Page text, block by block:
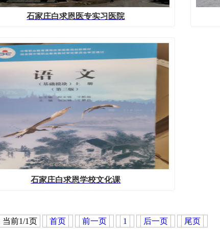
石家庄白求恩医专实习医院
石家庄白求恩学校文化课
当前1/1页 首页 前一页 1 后一页 尾页